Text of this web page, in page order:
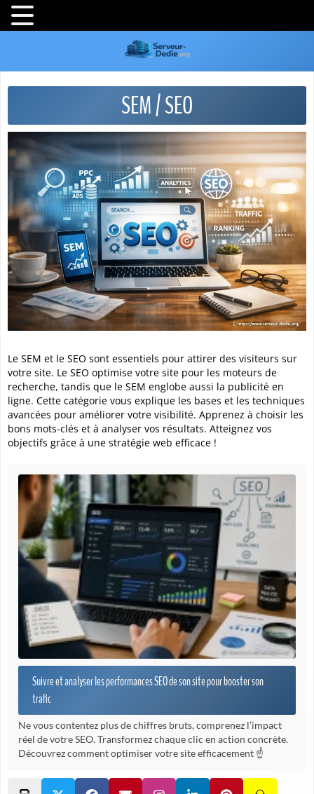
SEM / SEO
Le SEM et le SEO sont essentiels pour attirer des visiteurs sur
votre site. Le SEO optimise votre site pour les moteurs de
recherche, tandis que le SEM englobe aussi la publicité en
ligne. Cette catégorie vous explique les bases et les techniques
avancées pour améliorer votre visibilité. Apprenez à choisir les
bons mots-clés et à analyser vos résultats. Atteignez vos
objectifs grâce à une stratégie web efficace !
Suivre et analyser les performances SEO de son site pour booster son
trafic
Ne vous contentez plus de chiffres bruts, comprenez l’impact
réel de votre SEO. Transformez chaque clic en action concrète.
Découvrez comment optimiser votre site efficacement ☝️